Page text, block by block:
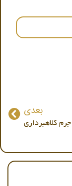
بعدی
کلاهبرداری